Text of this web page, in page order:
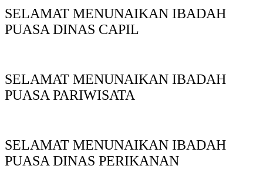
SELAMAT MENUNAIKAN IBADAH
PUASA DINAS CAPIL
SELAMAT MENUNAIKAN IBADAH
PUASA PARIWISATA
SELAMAT MENUNAIKAN IBADAH
PUASA DINAS PERIKANAN